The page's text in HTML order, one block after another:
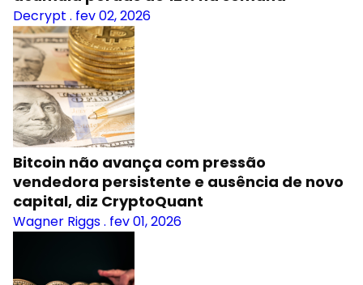
Decrypt . fev 02, 2026
Bitcoin não avança com pressão
vendedora persistente e ausência de novo
capital, diz CryptoQuant
Wagner Riggs. fev 01, 2026